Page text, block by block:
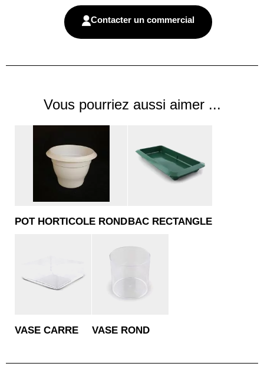
Contacter un commercial
Vous pourriez aussi aimer ...
POT HORTICOLE RONDBAC RECTANGLE
VASE CARRE VASE ROND